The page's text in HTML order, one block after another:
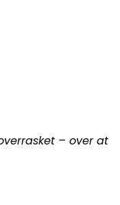
– over at